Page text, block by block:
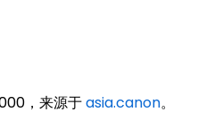
，来源于asia.canon。